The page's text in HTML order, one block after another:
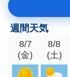
週間天気
8/7
(金)
8/8
(土)